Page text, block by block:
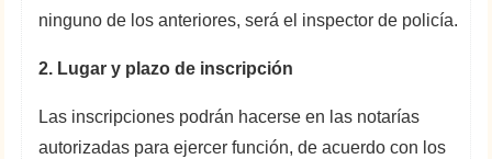
ninguno de los anteriores, será el inspector de policía.
2. Lugar y plazo de inscripción
Las inscripciones podrán hacerse en las notarías
autorizadas para ejercer función, de acuerdo con los